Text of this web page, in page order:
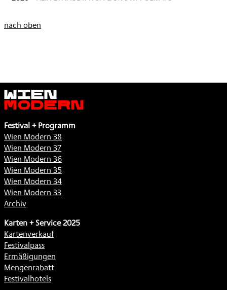
nach oben
Wien
Modern
Festival + Programm
Wien Modern 38
Wien Modern 37
Wien Modern 36
Wien Modern 35
Wien Modern 34
Wien Modern 33
Archiv
Karten + Service 2025
Kartenverkauf
Festivalpass
Ermäßigungen
Mengenrabatt
Festivalhotels